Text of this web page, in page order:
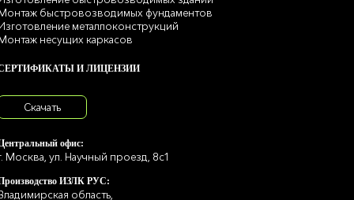
быстровозводимых фундаментов
металлоконструкций
несущих каркасов
И ЛИЦЕНЗИИ
Скачать
офис:
Москва, ул. Научный проезд, 8с1
ИЗЛК РУС:
область,